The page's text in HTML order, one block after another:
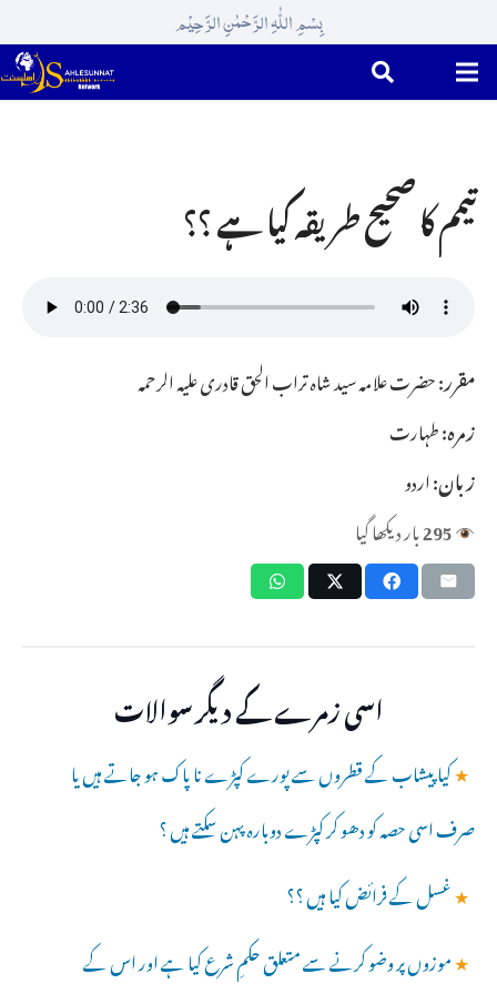
بِسْمِ اللّٰہِ الرَّحْمٰنِ الرَّحِیْم
تیمم کا صحیح طریقہ کیا ہے ؟؟
مقرر:حضرت علامہ سید شاہ تراب الحق قادری علیہ الرحمہ
زمرہ:طہارت
زبان:اردو
295بار دیکھا گیا
اسی زمرے کے دیگر سوالات
★کیا پیشاب کے قطروں سے پورے کپڑے نا پاک ہو جاتے ہیں یا
صرف اسی حصہ کو دھو کر کپڑے دوبارہ پہن سکتے ہیں ؟
★غسل کے فرائض کیا ہیں ؟؟
★موزوں پر وضو کرنے سے متعلق حکمِ شرع کیا ہے اور اس کے